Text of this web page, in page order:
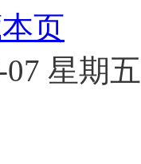
页
07 星期五